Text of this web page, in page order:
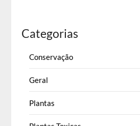
Categorias
Conservação
Geral
Plantas